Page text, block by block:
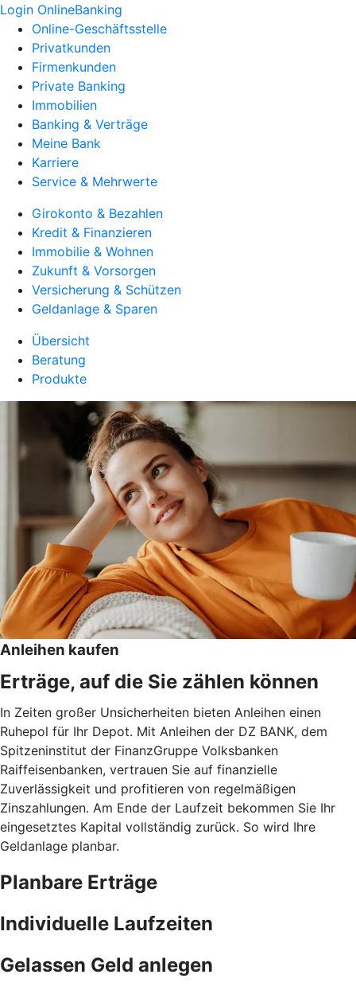
Login OnlineBanking
Online-Geschäftsstelle
Privatkunden
Firmenkunden
Private Banking
Immobilien
Banking & Verträge
Meine Bank
Karriere
Service & Mehrwerte
Girokonto & Bezahlen
Kredit & Finanzieren
Immobilie & Wohnen
Zukunft & Vorsorgen
Versicherung & Schützen
Geldanlage & Sparen
Übersicht
Beratung
Produkte
Anleihen kaufen
Erträge, auf die Sie zählen können
In Zeiten großer Unsicherheiten bieten Anleihen einen
Ruhepol für Ihr Depot. Mit Anleihen der DZ BANK, dem
Spitzeninstitut der FinanzGruppe Volksbanken
Raiffeisenbanken, vertrauen Sie auf finanzielle
Zuverlässigkeit und profitieren von regelmäßigen
Zinszahlungen. Am Ende der Laufzeit bekommen Sie Ihr
eingesetztes Kapital vollständig zurück. So wird Ihre
Geldanlage planbar.
Planbare Erträge
Individuelle Laufzeiten
Gelassen Geld anlegen